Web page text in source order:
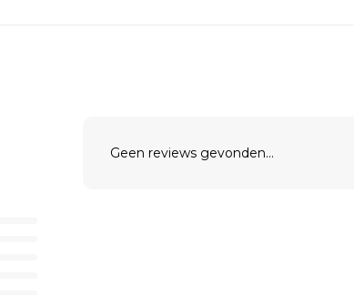
Geen reviews gevonden...